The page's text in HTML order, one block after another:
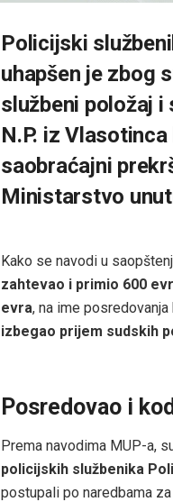
Policijski
uhapšen je zbog
službeni položaj
N.P. iz
saobraćajni
Ministarstvo
Kako se navodi u
zahtevao i primio 600
evra, na ime posredovanja
izbegao prijem sudskih
Posredovao i
Prema navodima MUP-a,
policijskih službenika
postupali po naredbama